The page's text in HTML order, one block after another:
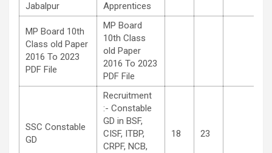
Jabalpur
Apprentices
MP Board 10th
Class old Paper
2016 To 2023
PDF File
MP Board
10th Class
old Paper
2016 To 2023
PDF File
SSC Constable
GD
Recruitment
:- Constable
GD in BSF,
CISF, ITBP,
CRPF, NCB,
18 23